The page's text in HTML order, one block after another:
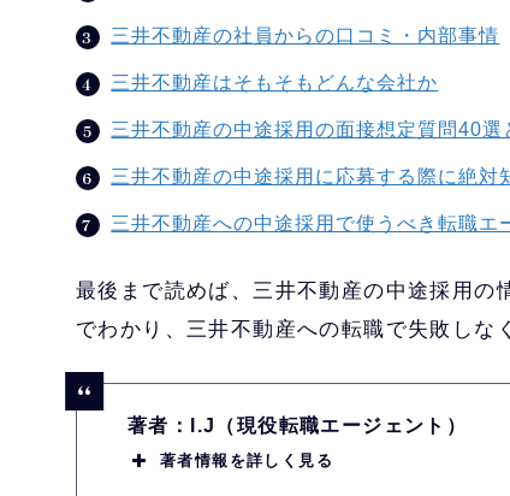
三井不動産の社員からの口コミ・内部事情
三井不動産はそもそもどんな会社か
三井不動産の中途採用の面接想定質問40
三井不動産の中途採用に応募する際に絶対
三井不動産への中途採用で使うべき転職エ
最後まで読めば、三井不動産の中途採用の
でわかり、三井不動産への転職で失敗しな
著者：I.J（現役転職エージェント）
著者情報を詳しく見る